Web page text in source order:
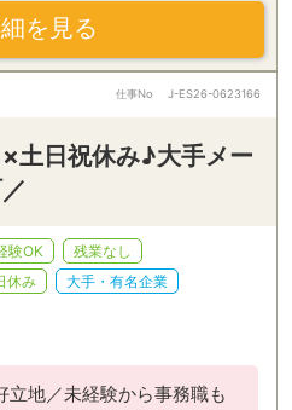
を見る
仕事No J-ES26-0623166
土日祝休み♪大手メー
験OK
残業なし
休み
大手・有名企業
立地／未経験から事務職も